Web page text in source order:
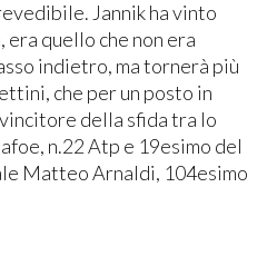
Jannik ha vinto
quello che non era
indietro, ma tornerà più
che per un posto in
della sfida tra lo
n.22 Atp e 19esimo del
Matteo Arnaldi, 104esimo